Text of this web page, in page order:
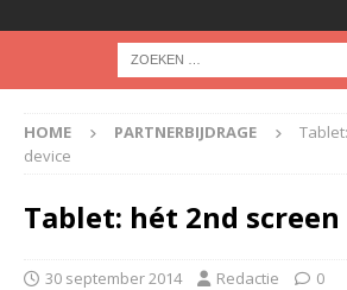
HOME PARTNERBIJDRAGE
device
Tablet: hét 2nd screen
30 september 2014 Redactie 0